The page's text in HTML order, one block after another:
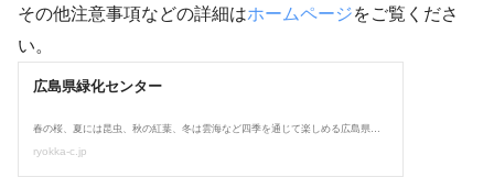
その他注意事項などの詳細はホームページをご覧くださ
い。